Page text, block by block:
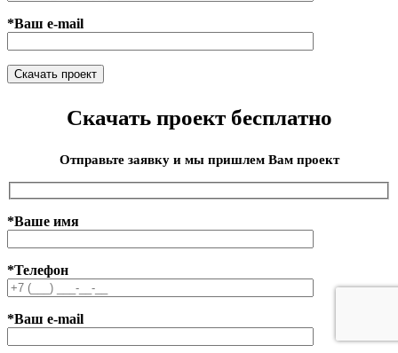
*Ваш e-mail
Скачать проект бесплатно
Отправьте заявку и мы пришлем Вам проект
*Ваше имя
*Телефон
*Ваш e-mail